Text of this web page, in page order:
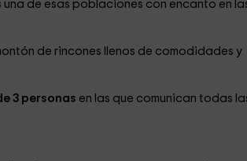
una de esas poblaciones con encanto en
de rincones llenos de comodidades y
3 personas en las que comunican todas